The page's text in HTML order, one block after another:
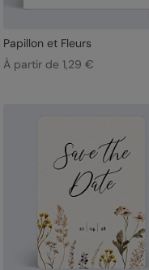
Papillon et Fleurs
À partir de 1,29 €